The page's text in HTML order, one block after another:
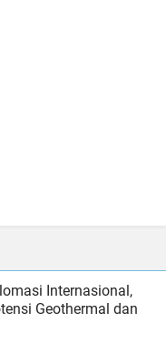
Internasional,
Geothermal dan